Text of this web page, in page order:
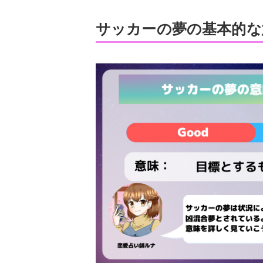
サッカーの夢の基本的